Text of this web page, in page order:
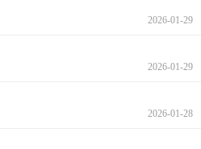
2026-01-29
2026-01-29
2026-01-28